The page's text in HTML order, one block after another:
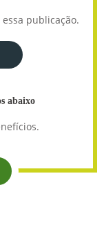
publicação.
abaixo